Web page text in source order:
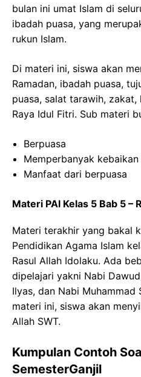
bulan ini umat Islam di
ibadah puasa, yang
rukun Islam.
Di materi ini, siswa akan
Ramadan, ibadah puasa,
puasa, salat tarawih, zakat,
Raya Idul Fitri. Sub materi
Berpuasa
Memperbanyak
Manfaat dari berpuasa
Materi PAI Kelas 5 Bab 5 –
Materi terakhir yang bakal
Pendidikan Agama Islam
Rasul Allah Idolaku. Ada
dipelajari yakni Nabi
Ilyas, dan Nabi Muhammad
materi ini, siswa akan
Allah SWT.
Kumpulan Contoh
SemesterGanjil